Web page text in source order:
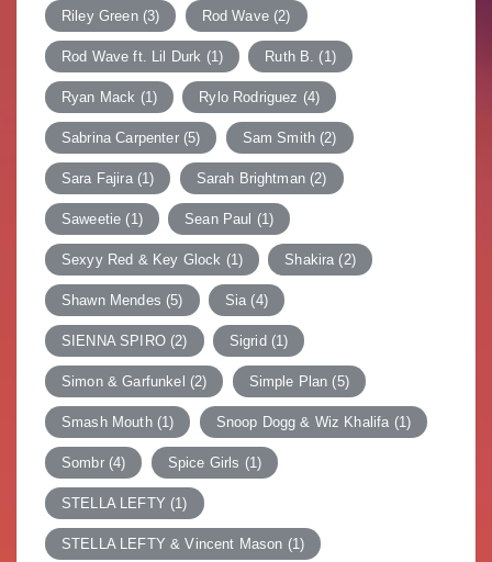
Riley Green(3) Rod Wave(2)
Rod Wave ft. Lil Durk (1) Ruth B. (1)
Ryan Mack (1) Rylo Rodriguez (4)
Sabrina Carpenter(5) Sam Smith (2)
Sara Fajira(1) Sarah Brightman(2)
Saweetie (1) Sean Paul (1)
Sexyy Red & Key Glock (1) Shakira (2)
Shawn Mendes (5) Sia (4)
SIENNA SPIRO(2) Sigrid (1)
Simon & Garfunkel (2) Simple Plan (5)
Smash Mouth(1) Snoop Dogg & Wiz Khalifa (1)
Sombr(4) Spice Girls (1)
STELLA LEFTY (1)
STELLA LEFTY & Vincent Mason (1)